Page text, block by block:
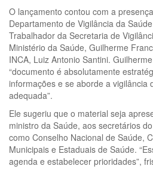
O lançamento contou com a
Departamento de Vigilância da
Trabalhador da Secretaria de
Ministério da Saúde, Guilherme
INCA, Luiz Antonio Santini.
“documento é absolutamente
informações e se aborde a vigilância
adequada”.
Ele sugeriu que o material seja
ministro da Saúde, aos secretários
como Conselho Nacional de Saúde,
Municipais e Estaduais de Saúde.
agenda e estabelecer prioridades”,